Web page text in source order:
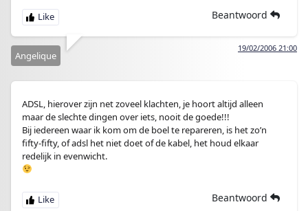
Beantwoord
19/02/2006 21:00
Angelique
ADSL, hierover zijn net zoveel klachten, je hoort altijd alleen
maar de slechte dingen over iets, nooit de goede!!!
Bij iedereen waar ik kom om de boel te repareren, is het zo’n
fifty-fifty, of adsl het niet doet of de kabel, het houd elkaar
redelijk in evenwicht.
Beantwoord